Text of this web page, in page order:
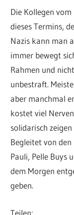
Die Kollegen
dieses Termins,
Nazis kann man
immer bewegt
Rahmen und
unbestraft.
aber manchmal
kostet viel
solidarisch
Begleitet von den
Pauli, Pelle Buys
dem Morgen
geben.
Teilen: